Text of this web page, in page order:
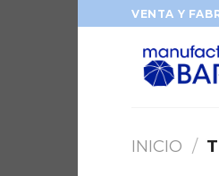
al
contenido
VENTA Y
INICIO /